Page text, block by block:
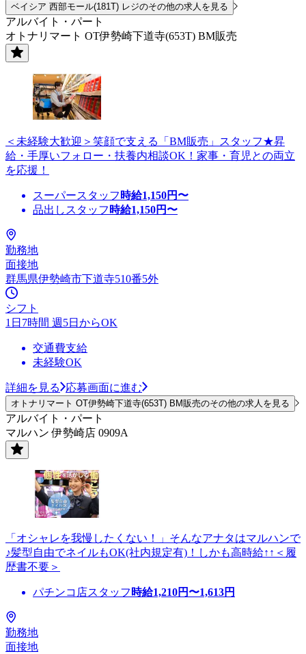
ベイシア 西部モール(181T) レジのその他の求人を見る
アルバイト・パート
オトナリマート OT伊勢崎下道寺(653T) BM販売
＜未経験大歓迎＞笑顔で支える「BM販売」スタッフ★昇
給・手厚いフォロー・扶養内相談OK！家事・育児との両立
を応援！
スーパースタッフ 時給1,150円〜
品出しスタッフ 時給1,150円〜
勤務地
面接地
群馬県伊勢崎市下道寺510番5外
シフト
1日7時間 週5日からOK
交通費支給
未経験OK
詳細を見る 応募画面に進む
オトナリマート OT伊勢崎下道寺(653T) BM販売のその他の求人を見る
アルバイト・パート
マルハン 伊勢崎店 0909A
「オシャレを我慢したくない！」そんなアナタはマルハンで
♪髪型自由でネイルもOK(社内規定有)！しかも高時給↑↑＜履
歴書不要＞
パチンコ店スタッフ 時給1,210円〜1,613円
勤務地
面接地